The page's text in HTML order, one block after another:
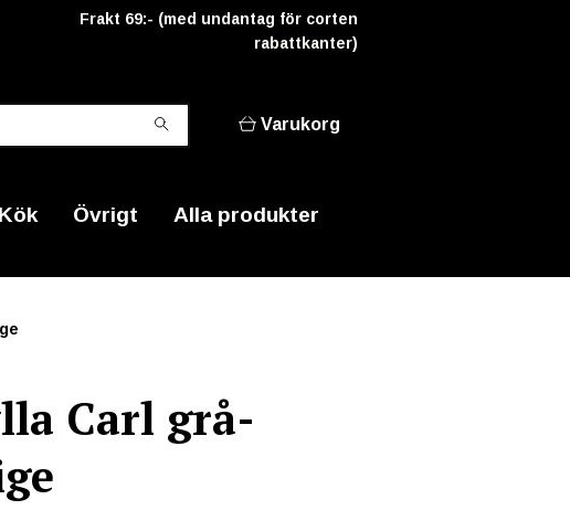
Frakt 69:- (med undantag för corten
rabattkanter)
Varukorg
Kök Övrigt
Alla produkter
Carl grå-